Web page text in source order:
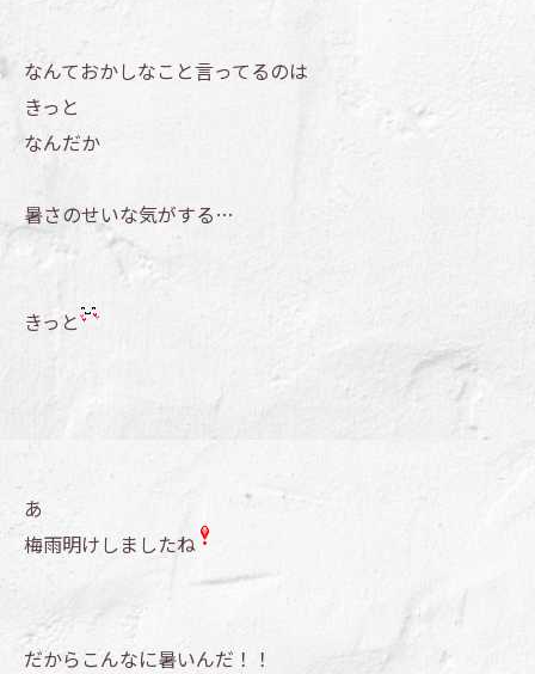
なんておかしなこと言ってるのは
きっと
なんだか
暑さのせいな気がする…
きっと
あ
梅雨明けしましたね
だからこんなに暑いんだ！！